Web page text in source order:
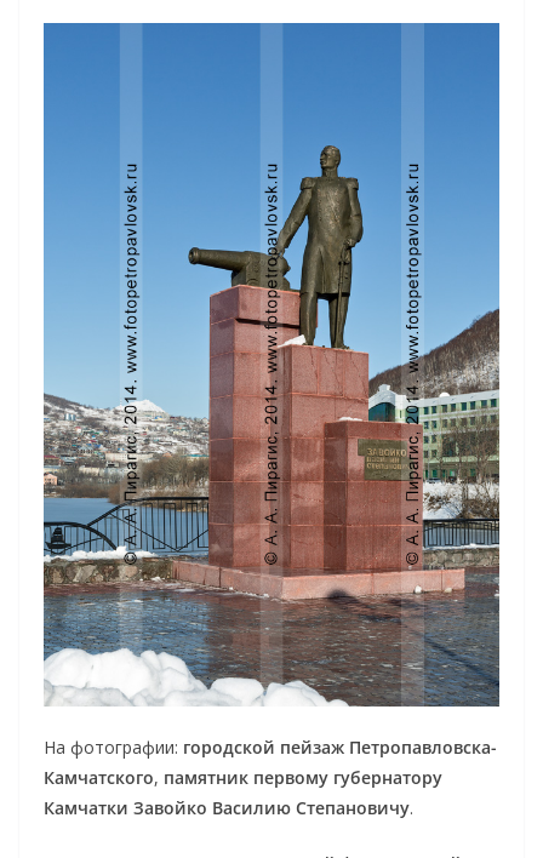
На фотографии: городской пейзаж Петропавловска-
Камчатского, памятник первому губернатору
Камчатки Завойко Василию Степановичу.